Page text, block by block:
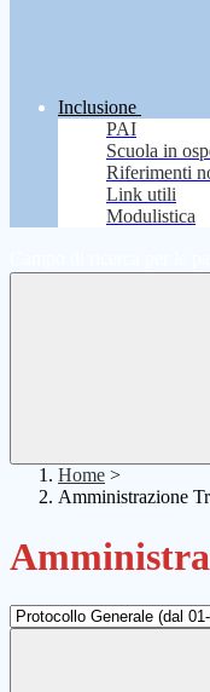
Inclusione
PAI
Scuola in
Riferimenti
Link utili
Modulistica
Home >
Amministrazione